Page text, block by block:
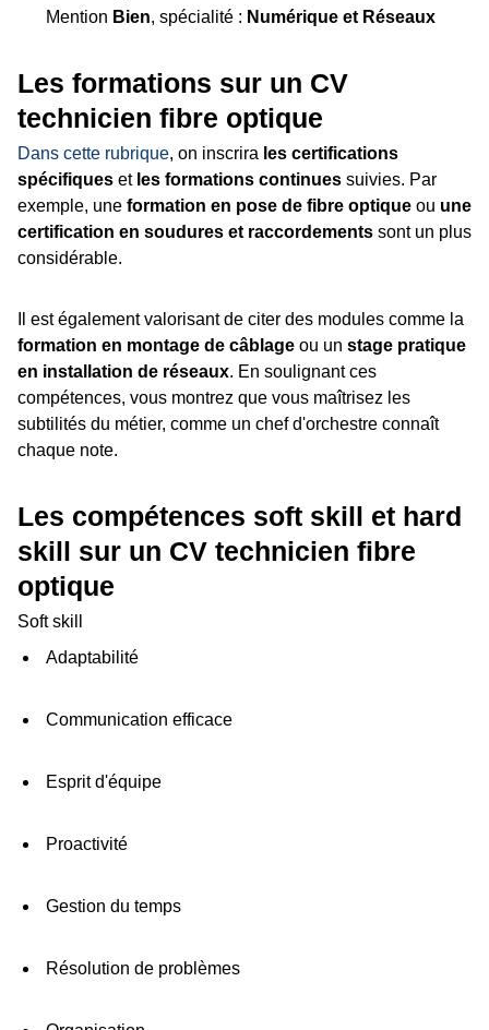
Mention Bien, spécialité : Numérique et Réseaux
Les formations sur un CV
technicien fibre optique
Dans cette rubrique, on inscrira les certifications
spécifiques et les formations continues suivies. Par
exemple, une formation en pose de fibre optique ou une
certification en soudures et raccordements sont un plus
considérable.
Il est également valorisant de citer des modules comme la
formation en montage de câblage ou un stage pratique
en installation de réseaux. En soulignant ces
compétences, vous montrez que vous maîtrisez les
subtilités du métier, comme un chef d'orchestre connaît
chaque note.
Les compétences soft skill et hard
skill sur un CV technicien fibre
optique
Soft skill
Adaptabilité
Communication efficace
Esprit d'équipe
Proactivité
Gestion du temps
Résolution de problèmes